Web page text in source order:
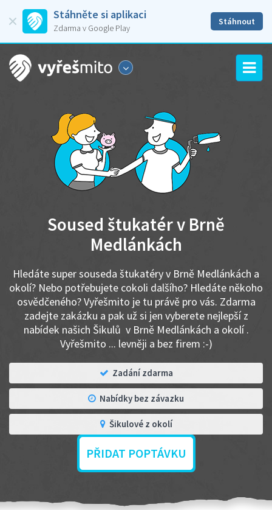
Stáhněte si aplikaci
Zdarma v Google Play
Stáhnout
Soused štukatér v Brně
Medlánkách
Hledáte super souseda štukatéry v Brně Medlánkách a
okolí? Nebo potřebujete cokoli dalšího? Hledáte někoho
osvědčeného? Vyřešmito je tu právě pro vás. Zdarma
zadejte zakázku a pak už si jen vyberete nejlepší z
nabídek našich Šikulů v Brně Medlánkách a okolí .
Vyřešmito ... levněji a bez firem :-)
Zadání zdarma
Nabídky bez závazku
Šikulové z okolí
PŘIDAT POPTÁVKU